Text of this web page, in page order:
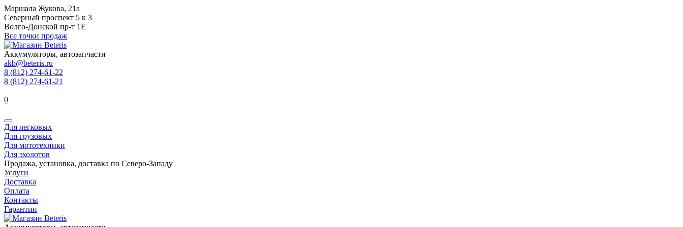
Маршала Жукова, 21а
Северный проспект 5 к 3
Волго-Донской пр-т 1Е
Все точки продаж
Аккумуляторы, автозапчасти
akb@beteris.ru
8 (812) 274-61-22
8 (812) 274-61-21
0
Для легковых
Для грузовых
Для мототехники
Для эхолотов
Продажа, установка, доставка по Северо-Западу
Услуги
Доставка
Оплата
Контакты
Гарантии